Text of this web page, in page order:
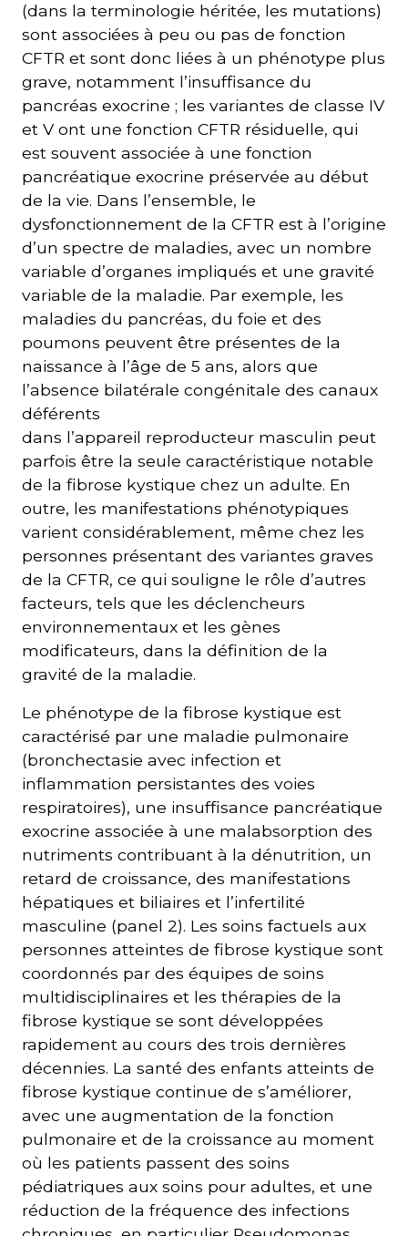
(dans la terminologie héritée, les mutations)
sont associées à peu ou pas de fonction
CFTR et sont donc liées à un phénotype plus
grave, notamment l’insuffisance du
pancréas exocrine ; les variantes de classe IV
et V ont une fonction CFTR résiduelle, qui
est souvent associée à une fonction
pancréatique exocrine préservée au début
de la vie. Dans l’ensemble, le
dysfonctionnement de la CFTR est à l’origine
d’un spectre de maladies, avec un nombre
variable d’organes impliqués et une gravité
variable de la maladie. Par exemple, les
maladies du pancréas, du foie et des
poumons peuvent être présentes de la
naissance à l’âge de 5 ans, alors que
l’absence bilatérale congénitale des canaux
déférents
dans l’appareil reproducteur masculin peut
parfois être la seule caractéristique notable
de la fibrose kystique chez un adulte. En
outre, les manifestations phénotypiques
varient considérablement, même chez les
personnes présentant des variantes graves
de la CFTR, ce qui souligne le rôle d’autres
facteurs, tels que les déclencheurs
environnementaux et les gènes
modificateurs, dans la définition de la
gravité de la maladie.
Le phénotype de la fibrose kystique est
caractérisé par une maladie pulmonaire
(bronchectasie avec infection et
inflammation persistantes des voies
respiratoires), une insuffisance pancréatique
exocrine associée à une malabsorption des
nutriments contribuant à la dénutrition, un
retard de croissance, des manifestations
hépatiques et biliaires et l’infertilité
masculine (panel 2). Les soins factuels aux
personnes atteintes de fibrose kystique sont
coordonnés par des équipes de soins
multidisciplinaires et les thérapies de la
fibrose kystique se sont développées
rapidement au cours des trois dernières
décennies. La santé des enfants atteints de
fibrose kystique continue de s’améliorer,
avec une augmentation de la fonction
pulmonaire et de la croissance au moment
où les patients passent des soins
pédiatriques aux soins pour adultes, et une
réduction de la fréquence des infections